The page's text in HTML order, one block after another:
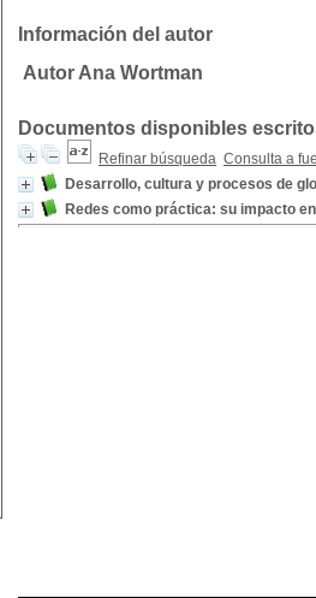
Información del autor
Autor Ana Wortman
Documentos disponibles
Refinar búsqueda Consulta a
Desarrollo, cultura y procesos de
Redes como práctica: su impacto